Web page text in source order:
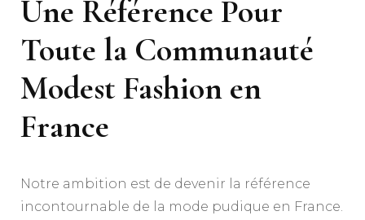
Une Référence Pour
Toute la Communauté
Modest Fashion en
France
Notre ambition est de devenir la référence
incontournable de la mode pudique en France.